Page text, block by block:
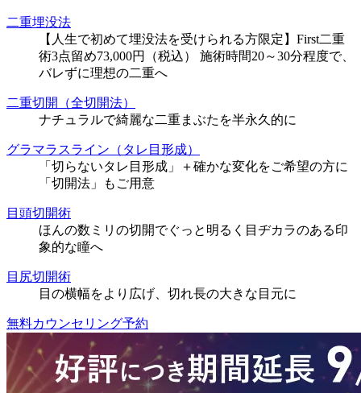
二重埋没法
【人生で初めて埋没法を受けられる方限定】First二重
術3点留め73,000円（税込） 施術時間20～30分程度で、
バレずに理想の二重へ
二重切開（全切開法）
ナチュラルで綺麗な二重まぶたを半永久的に
グラマラスライン（タレ目形成）
「切らないタレ目形成」＋確かな変化をご希望の方に
「切開法」もご用意
目頭切開術
ほんの数ミリの切開でぐっと明るく目ヂカラのある印
象的な瞳へ
目尻切開術
目の横幅をより広げ、切れ長の大きな目元に
無料カウンセリング予約